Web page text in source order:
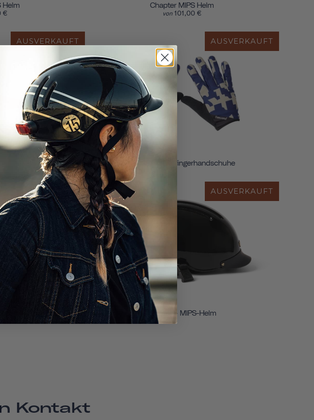
Helm
€
Chapter MIPS Helm
von 101,00 €
AUSVERKAUFT AUSVERKAUFT
Thousand Vollfingerhandschuhe
AUSVERKAUFT AUSVERKAUFT
Chapter+ MIPS-Helm
Kontakt